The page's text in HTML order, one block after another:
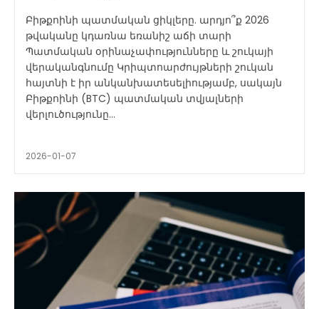
Բիթքոինի պատմական ցիկլերը. արդյո՞ք 2026
թվականը կդառնա եռանիշ աճի տարի
Պատմական օրինաչափությունները և շուկայի
վերականգնումը Կրիպտոարժույթների շուկան
հայտնի է իր անկանխատեսելիությամբ, սակայն
Բիթքոինի (BTC) պատմական տվյալների
վերլուծությունը...
2026-01-07